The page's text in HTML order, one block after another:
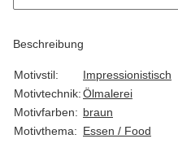
Beschreibung
Motivstil:
Impressionistisch
Motivtechnik:Ölmalerei
Motivfarben: braun
Motivthema: Essen / Food